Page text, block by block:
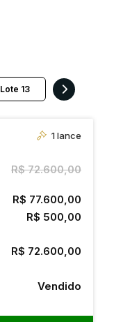
1lance
R$ 72.600,00
R$ 77.600,00
R$ 500,00
R$ 72.600,00
Vendido